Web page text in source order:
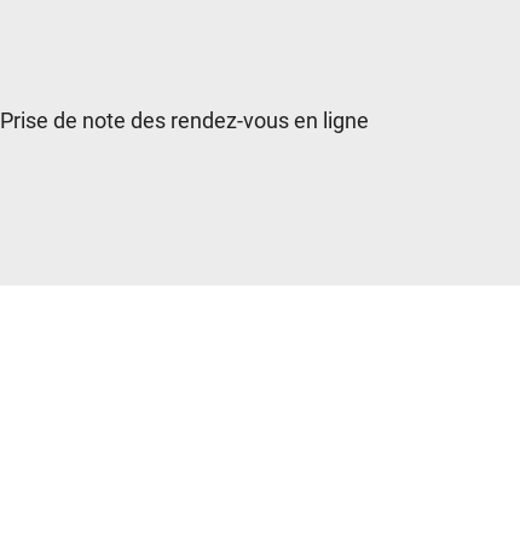
Prise de note des rendez-vous en ligne